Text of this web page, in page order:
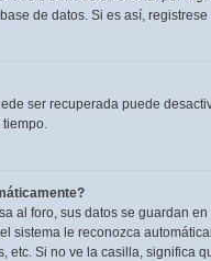
de datos. Si es así,
ser recuperada puede
al foro, sus datos se guardan
sistema le reconozca
etc. Si no ve la casilla, significa